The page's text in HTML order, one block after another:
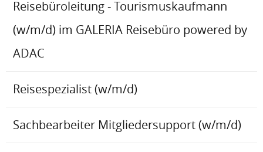
Reisebüroleitung - Tourismuskaufmann
(w/m/d) im GALERIA Reisebüro powered by
ADAC
Reisespezialist (w/m/d)
Sachbearbeiter Mitgliedersupport (w/m/d)